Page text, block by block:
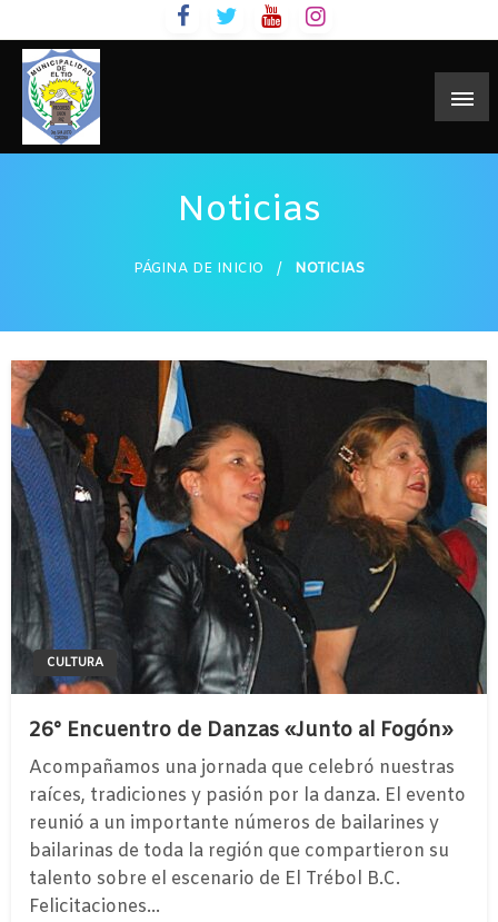
to
content
Noticias
PÁGINA DE INICIO NOTICIAS
CULTURA
26° Encuentro de Danzas «Junto al Fogón»
Acompañamos una jornada que celebró nuestras
raíces, tradiciones y pasión por la danza. El evento
reunió a un importante números de bailarines y
bailarinas de toda la región que compartieron su
talento sobre el escenario de El Trébol B.C.
Felicitaciones…